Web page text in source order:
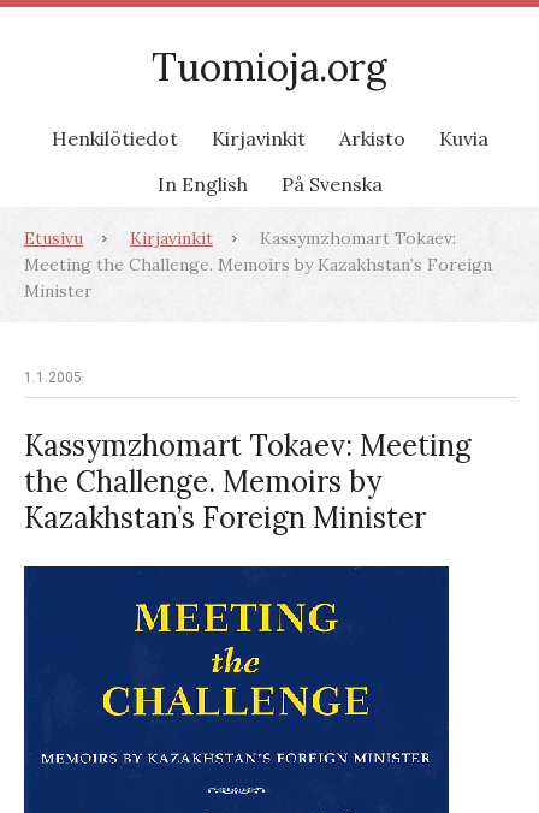
Tuomioja.org
Henkilötiedot Kirjavinkit Arkisto
Kuvia
In English
På Svenska
Etusivu Kirjavinkit
Kassymzhomart Tokaev:
Meeting the Challenge. Memoirs by Kazakhstan’s Foreign
Minister
1.1.2005
Kassymzhomart Tokaev: Meeting
the Challenge. Memoirs by
Kazakhstan’s Foreign Minister